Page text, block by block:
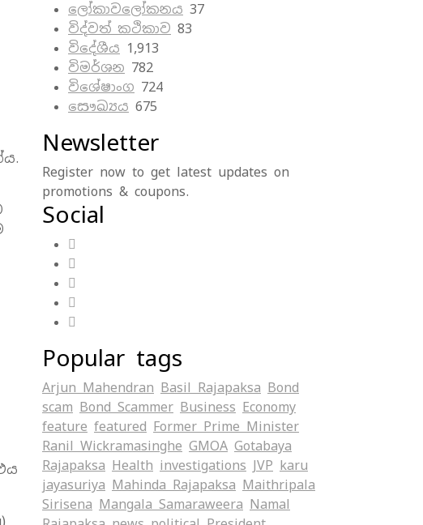
ලෝකාවලෝකනය 37
විද්වත් කථිකාව 83
විදේශීය 1,913
විමර්ශන 782
විශේෂාංග 724
සෞඛ්‍යය 675
Newsletter
Register now to get latest updates on
promotions & coupons.
Social
Popular tags
Arjun Mahendran Basil Rajapaksa Bond
scam Bond Scammer Business Economy
feature featured Former Prime Minister
Ranil Wickramasinghe GMOA Gotabaya
Rajapaksa Health investigations JVP karu
jayasuriya Mahinda Rajapaksa Maithripala
Sirisena Mangala Samaraweera Namal